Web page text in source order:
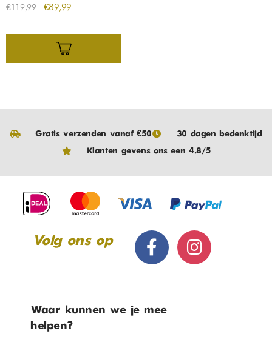
€119,99 €89,99
Gratis verzenden vanaf €50
30 dagen bedenktijd
Klanten gevens ons een 4.8/5
Volg ons op
Waar kunnen we je mee
helpen?